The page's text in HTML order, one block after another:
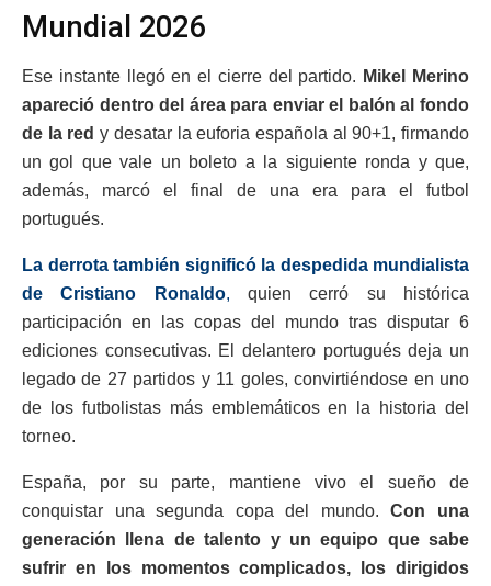
Mundial 2026
Ese instante llegó en el cierre del partido. Mikel Merino
apareció dentro del área para enviar el balón al fondo
de la red y desatar la euforia española al 90+1, firmando
un gol que vale un boleto a la siguiente ronda y que,
además, marcó el final de una era para el futbol
portugués.
La derrota también significó la despedida mundialista
de Cristiano Ronaldo, quien cerró su histórica
participación en las copas del mundo tras disputar 6
ediciones consecutivas. El delantero portugués deja un
legado de 27 partidos y 11 goles, convirtiéndose en uno
de los futbolistas más emblemáticos en la historia del
torneo.
España, por su parte, mantiene vivo el sueño de
conquistar una segunda copa del mundo.Con una
generación llena de talento y un equipo que sabe
sufrir en los momentos complicados, los dirigidos